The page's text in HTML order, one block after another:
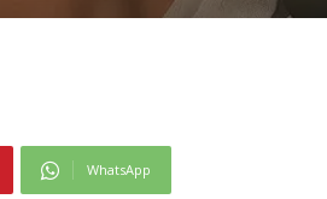
WhatsApp